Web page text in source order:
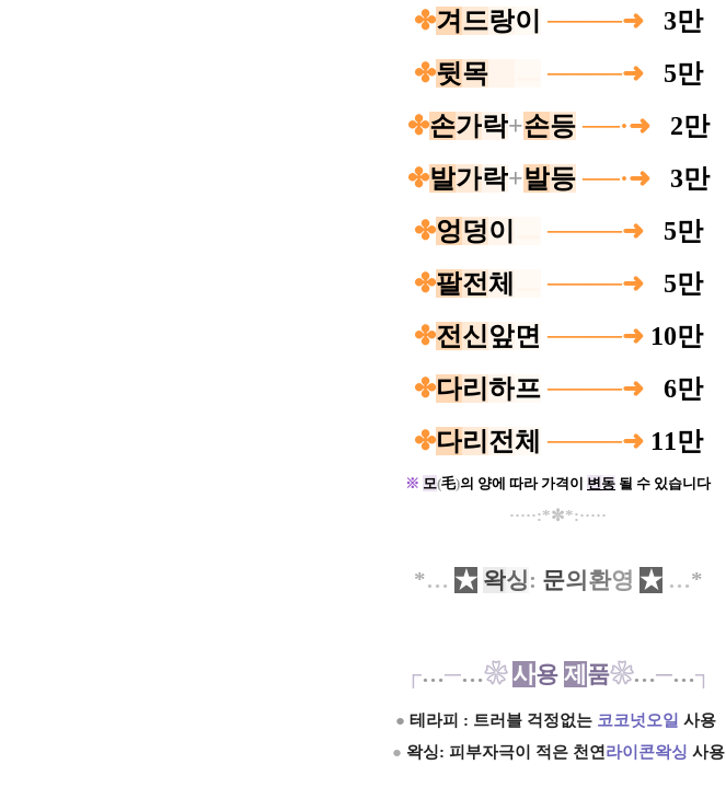
✤겨 드랑이 ────➜
3만
✤뒷목ㅡ ────➜
5만
✤손가락+손등 ──·➜
2만
✤발가락+발등 ──·➜
3만
✤엉덩이 ────➜
5만
✤팔전체 ────➜
5만
✤전신앞면 ────➜ 10만
✤다리 하프 ────➜
6만
✤다리 전체 ────➜ 11만
※ 모(毛)의 양에 따라 가격이 변동 될 수 있습니다
···​​··:*✼*:·····
*… ★ 왁싱: 문의 환영 ★​ …*
┌…─…❀ 사용 제 품❀…─…┐
● 테라피 : 트러블 걱정없는 코코넛오일 사용-
● 왁싱: 피부자극이 적은 천연라이콘왁싱 사용